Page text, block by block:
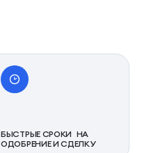
БЫСТРЫЕ СРОКИ НА
ОДОБРЕНИЕ И СДЕЛКУ